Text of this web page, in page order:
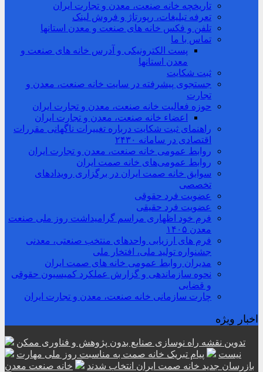
تاریخچه خانه صنعت، معدن و تجارت ایران
تعرفه تبلیغات، رپورتاژ و فروش لینک
تلفن و فکس خانه های صنعت و معدن استانها
تماس با ما
پست الکترونیکی و آدرس خانه های صنعت و
معدن استانها
ثبت شکایت
جستجوی پیشرفته در سایت خانه صنعت، معدن و
تجارت
حوزه فعالیت خانه صنعت، معدن و تجارت ایران
اعضاء خانه صنعت، معدن و تجارت ایران
راهنمای ثبت شکایت درباره تغییرات ناگهانی مقررات
اقتصادی در سامانه ۲۴۳۰
روابط عمومی خانه صنعت، معدن و تجارت ایران
روابط عمومی‌های خانه صمت ایران
سوابق خانه صمت ایران در برگزاری رویدادهای
تخصصی
عضویت فرد حقوقی
عضویت فرد حقیقی
فرم خود اظهاری مراسم گرامیداشت روز ملی صنعت
معدن ۱۴۰۵
فرم های ارزیابی واحدهای منتخب صنعتی، معدنی
جشنواره تولید ملی، افتخار ملی
مدیران روابط عمومی خانه های صمت ایران
نحوه سازماندهی و گزارش عملکرد کمیسیون حقوقی
و قضایی
چارت سازمانی خانه صنعت، معدن و تجارت ایران
اخبار ویژه
تدوین نقشه راه نوسازی صنایع بدون پژوهش و فناوری ممکن
نیست
پیام تبریک خانه صمت به مناسبت روز ملی مهارت
بازرسان جدید خانه صمت ایران انتخاب شدند
خانه صنعت معدن